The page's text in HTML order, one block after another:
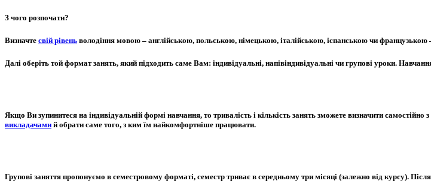
З чого розпочати?
Визначте свій рівень володіння мовою – англійською, польською, німецькою, італійською, іспанською чи
Далі оберіть той формат занять, який підходить саме Вам: індивідуальні, напівіндивідуальні чи групові уроки.
Якщо Ви зупинитеся на індивідуальній формі навчання, то тривалість і кількість занять зможете визначити
викладачами й обрати саме того, з ким їм найкомфортніше працювати.
Групові заняття пропонуємо в семестровому форматі, семестр триває в середньому три місяці (залежно від курсу).